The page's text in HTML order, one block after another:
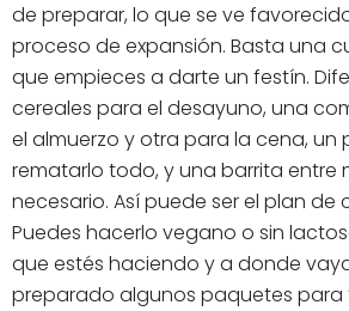
de preparar, lo que se ve
proceso de expansión. Basta una
que empieces a darte un festín.
cereales para el desayuno, una
el almuerzo y otra para la cena, un
rematarlo todo, y una barrita entre
necesario. Así puede ser el plan de
Puedes hacerlo vegano o sin
que estés haciendo y a donde
preparado algunos paquetes para